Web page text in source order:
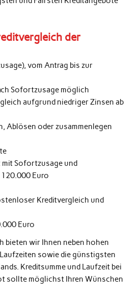
der
vom Antrag bis zur
Sofortzusage möglich
aufgrund niedriger Zinsen ab
Ablösen oder zusammenlegen
Sofortzusage und
Euro
Kreditvergleich und
Euro
bieten wir Ihnen neben hohen
sowie die günstigsten
Kreditsumme und Laufzeit bei
sollte möglichst Ihren Wünschen